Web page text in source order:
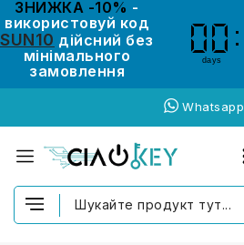
ЗНИЖКА -10% -
використовуй код
SUN10 дійсний без
мінімального
замовлення
00
00
days
Whatsapp